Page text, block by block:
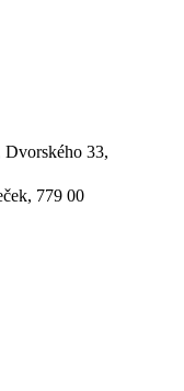
Dvorského 33,
779 00